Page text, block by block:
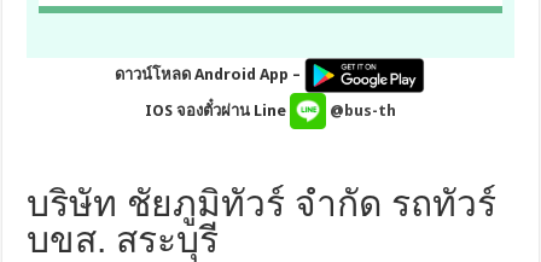
ดาวน์โหลด Android App –
IOS จองตั๋วผ่าน Line
@bus-th
บริษัท ชัยภูมิทัวร์ จำกัด รถทัวร์
บขส. สระบุรี